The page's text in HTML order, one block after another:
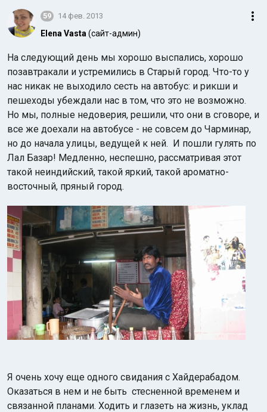
59 14 фев. 2013
Elena Vasta (сайт-админ)
На следующий день мы хорошо выспались, хорошо
позавтракали и устремились в Старый город. Что-то у
нас никак не выходило сесть на автобус: и рикши и
пешеходы убеждали нас в том, что это не возможно.
Но мы, полные недоверия, решили, что они в сговоре, и
все же доехали на автобусе - не совсем до Чарминар,
но до начала улицы, ведущей к ней. И пошли гулять по
Лал Базар! Медленно, неспешно, рассматривая этот
такой неиндийский, такой яркий, такой ароматно-
восточный, пряный город.
Я очень хочу еще одного свидания с Хайдерабадом.
Оказаться в нем и не быть стесненной временем и
связанной планами. Ходить и глазеть на жизнь, уклад